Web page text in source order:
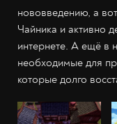
нововведению, а
Чайника и активно
интернете. А ещё в
необходимые для
которые долго